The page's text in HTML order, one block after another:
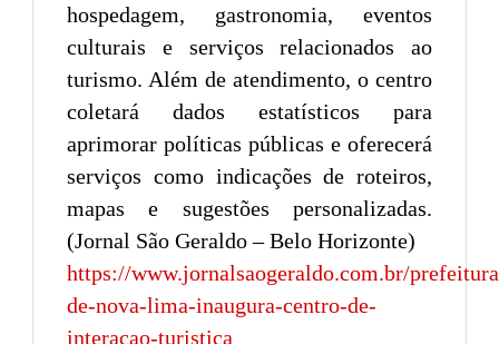
hospedagem, gastronomia, eventos
culturais e serviços relacionados ao
turismo. Além de atendimento, o centro
coletará dados estatísticos para
aprimorar políticas públicas e oferecerá
serviços como indicações de roteiros,
mapas e sugestões personalizadas.
(Jornal São Geraldo – Belo Horizonte)
https://www.jornalsaogeraldo.com.br/
de-nova-lima-inaugura-centro-de-
interacao-turistica